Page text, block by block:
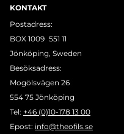
KONTAKT
Postadress:
BOX 1009 551 11
Jönköping, Sweden
Besöksadress:
Mogölsvägen 26
554 75 Jönköping
Tel: +46 (0)10-178 13 00
Epost: info@theofils.se